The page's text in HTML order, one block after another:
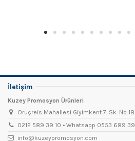
İletişim
Kuzey Promosyon Ürünleri
Oruçreis Mahallesi Giyimkent 7. Sk.
0212 589 39 10 • Whatsapp 0553 689 39
info@kuzeypromosyon.com